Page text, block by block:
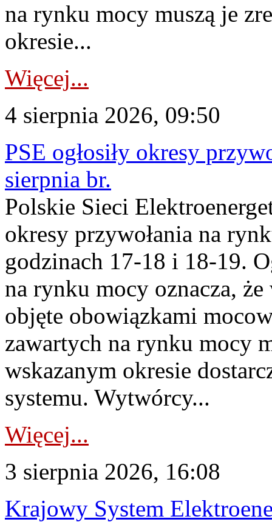
na rynku mocy muszą je
okresie...
Więcej...
4 sierpnia 2026, 09:50
PSE ogłosiły okresy
sierpnia br.
Polskie Sieci
okresy przywołania na
godzinach 17-18 i 18-19.
na rynku mocy oznacza,
objęte obowiązkami
zawartych na rynku mocy
wskazanym okresie
systemu. Wytwórcy...
Więcej...
3 sierpnia 2026, 16:08
Krajowy System